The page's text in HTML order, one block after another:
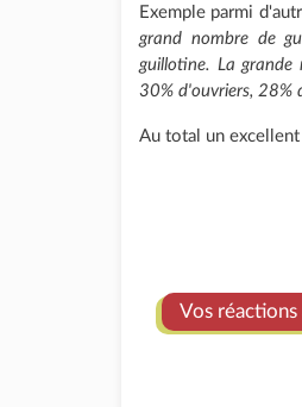
Exemple parmi
grand nombre de
guillotine. La grande
30% d'ouvriers, 28%
Au total un
Vos